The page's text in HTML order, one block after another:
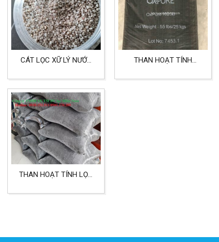
CÁT LỌC XỮ LÝ NƯỚC
XUẤT VÀ CÔNG NGHIỆP
THAN HOẠT TÍNH
HIỆU QUẢ CAO
THAN HOẠT TÍNH LỌC
CẦU VỚI NHIỀU KÍCH